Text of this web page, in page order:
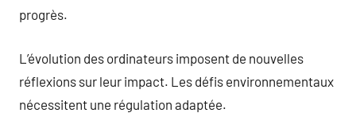
progrès.
L’évolution des ordinateurs imposent de nouvelles
réflexions sur leur impact. Les défis environnementaux
nécessitent une régulation adaptée.